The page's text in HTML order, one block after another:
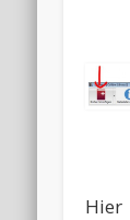
Hier